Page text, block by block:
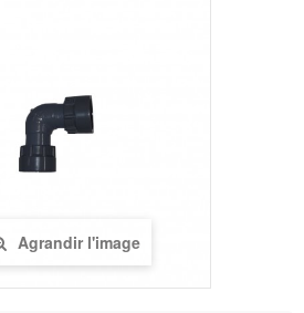
Agrandir l'image